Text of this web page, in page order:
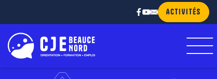
ACTIVITÉS